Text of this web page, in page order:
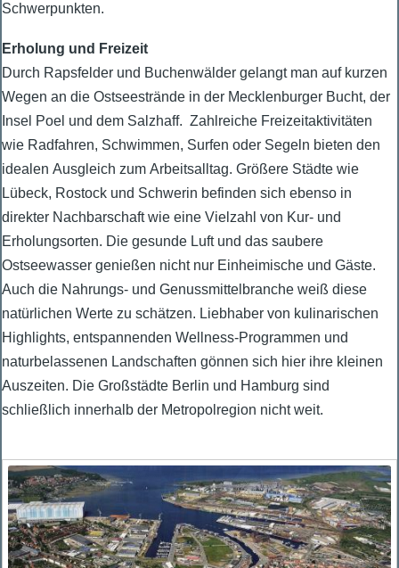
Schwerpunkten.
Erholung und Freizeit
Durch Rapsfelder und Buchenwälder gelangt man auf kurzen
Wegen an die Ostseestrände in der Mecklenburger Bucht, der
Insel Poel und dem Salzhaff. Zahlreiche Freizeitaktivitäten
wie Radfahren, Schwimmen, Surfen oder Segeln bieten den
idealen Ausgleich zum Arbeitsalltag. Größere Städte wie
Lübeck, Rostock und Schwerin befinden sich ebenso in
direkter Nachbarschaft wie eine Vielzahl von Kur- und
Erholungsorten. Die gesunde Luft und das saubere
Ostseewasser genießen nicht nur Einheimische und Gäste.
Auch die Nahrungs- und Genussmittelbranche weiß diese
natürlichen Werte zu schätzen. Liebhaber von kulinarischen
Highlights, entspannenden Wellness-Programmen und
naturbelassenen Landschaften gönnen sich hier ihre kleinen
Auszeiten. Die Großstädte Berlin und Hamburg sind
schließlich innerhalb der Metropolregion nicht weit.